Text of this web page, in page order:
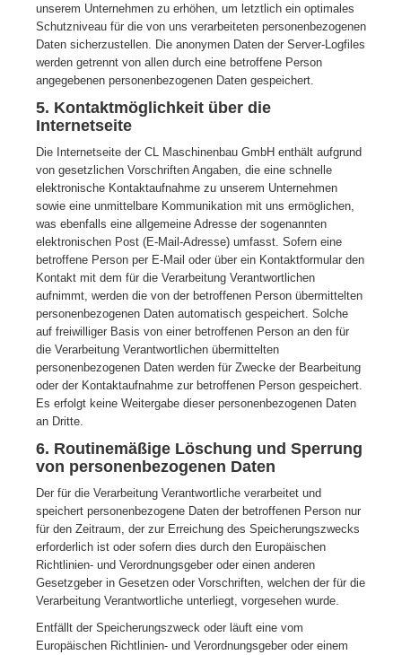
unserem Unternehmen zu erhöhen, um letztlich ein optimales
Schutzniveau für die von uns verarbeiteten personenbezogenen
Daten sicherzustellen. Die anonymen Daten der Server-Logfiles
werden getrennt von allen durch eine betroffene Person
angegebenen personenbezogenen Daten gespeichert.
5. Kontaktmöglichkeit über die
Internetseite
Die Internetseite der CL Maschinenbau GmbH enthält aufgrund
von gesetzlichen Vorschriften Angaben, die eine schnelle
elektronische Kontaktaufnahme zu unserem Unternehmen
sowie eine unmittelbare Kommunikation mit uns ermöglichen,
was ebenfalls eine allgemeine Adresse der sogenannten
elektronischen Post (E-Mail-Adresse) umfasst. Sofern eine
betroffene Person per E-Mail oder über ein Kontaktformular den
Kontakt mit dem für die Verarbeitung Verantwortlichen
aufnimmt, werden die von der betroffenen Person übermittelten
personenbezogenen Daten automatisch gespeichert. Solche
auf freiwilliger Basis von einer betroffenen Person an den für
die Verarbeitung Verantwortlichen übermittelten
personenbezogenen Daten werden für Zwecke der Bearbeitung
oder der Kontaktaufnahme zur betroffenen Person gespeichert.
Es erfolgt keine Weitergabe dieser personenbezogenen Daten
an Dritte.
6. Routinemäßige Löschung und Sperrung
von personenbezogenen Daten
Der für die Verarbeitung Verantwortliche verarbeitet und
speichert personenbezogene Daten der betroffenen Person nur
für den Zeitraum, der zur Erreichung des Speicherungszwecks
erforderlich ist oder sofern dies durch den Europäischen
Richtlinien- und Verordnungsgeber oder einen anderen
Gesetzgeber in Gesetzen oder Vorschriften, welchen der für die
Verarbeitung Verantwortliche unterliegt, vorgesehen wurde.
Entfällt der Speicherungszweck oder läuft eine vom
Europäischen Richtlinien- und Verordnungsgeber oder einem